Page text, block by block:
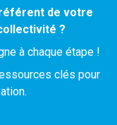
de votre
?
à chaque étape !
clés pour